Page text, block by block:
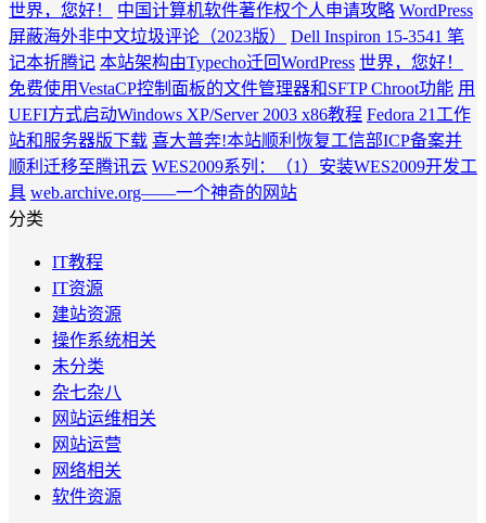
世界，您好！
中国计算机软件著作权个人申请攻略 WordPress
屏蔽海外非中文垃圾评论（2023版）
Dell Inspiron 15-3541 笔
记本折腾记 本站架构由Typecho迁回WordPress 世界，您好！
免费使用VestaCP控制面板的文件管理器和SFTP Chroot功能 用
UEFI方式启动Windows XP/Server 2003 x86教程 Fedora 21工作
站和服务器版下载 喜大普奔!本站顺利恢复工信部ICP备案并
顺利迁移至腾讯云 WES2009系列：（1）安装WES2009开发工
具 web.archive.org——一个神奇的网站
分类
IT教程
IT资源
建站资源
操作系统相关
未分类
杂七杂八
网站运维相关
网站运营
网络相关
软件资源